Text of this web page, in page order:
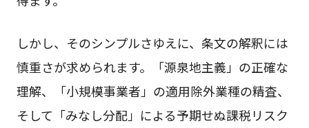
しかし、そのシンプルさゆえに、条文の解釈には
慎重さが求められます。「源泉地主義」の正確な
理解、「小規模事業者」の適用除外業種の精査、
そして「みなし分配」による予期せぬ課税リスク